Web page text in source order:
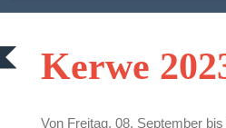
Kerwe
Von Freitag, 08. September